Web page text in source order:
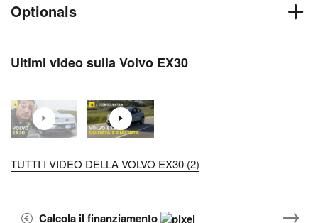
Optionals
Ultimi video sulla Volvo EX30
TUTTI I VIDEO DELLA VOLVO EX30 (2)
Calcola il finanziamento